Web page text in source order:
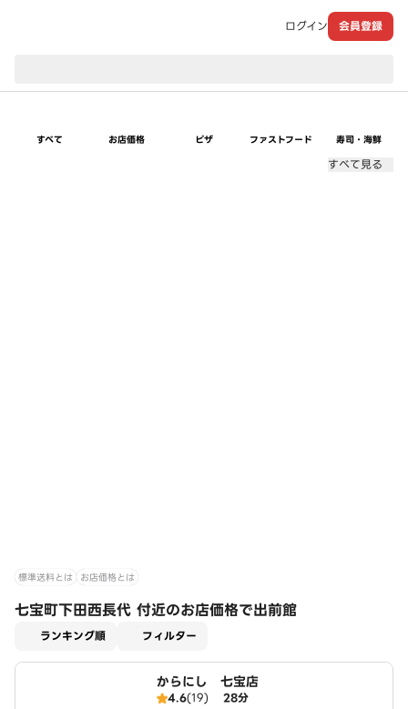
ログイン 会員登録
すべて お店価格 ピザ ファストフード 寿司・海鮮
すべて見る
標準送料とは お店価格とは
七宝町下田西長代 付近のお店価格で出前館
ランキング順 フィルター
からにし 七宝店
4.6(19) 28分